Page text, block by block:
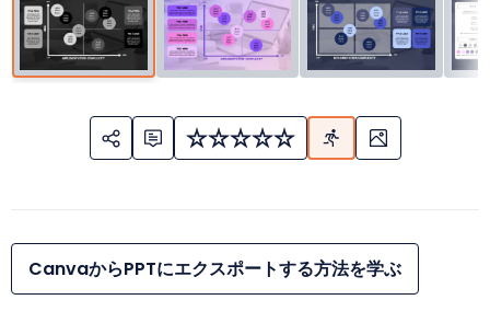
CanvaからPPTにエクスポートする方法を学ぶ